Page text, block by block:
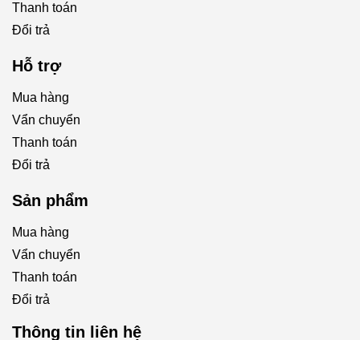
Thanh toán
Đổi trả
Hỗ trợ
Mua hàng
Vẩn chuyển
Thanh toán
Đổi trả
Sản phẩm
Mua hàng
Vẩn chuyển
Thanh toán
Đổi trả
Thông tin liên hệ